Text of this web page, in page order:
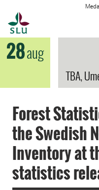
28aug
TBA,
Forest
the Swedish
Inventory at
statistics